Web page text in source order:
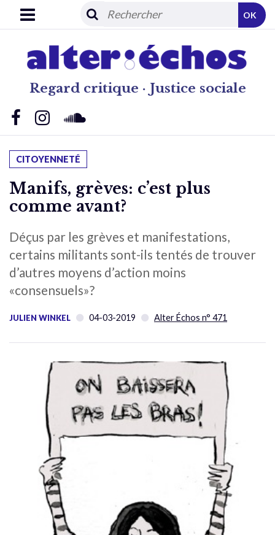
Regard critique · Justice sociale
OK
CITOYENNETÉ
Manifs, grèves: c’est plus
comme avant?
Déçus par les grèves et manifestations,
certains militants sont-ils tentés de trouver
d’autres moyens d’action moins
«consensuels»?
JULIEN WINKEL 04-03-2019 Alter Échos n° 471